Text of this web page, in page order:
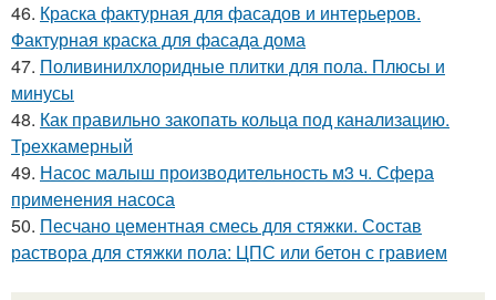
46. Краска фактурная для фасадов и интерьеров.
Фактурная краска для фасада дома
47. Поливинилхлоридные плитки для пола. Плюсы и
минусы
48. Как правильно закопать кольца под канализацию.
Трехкамерный
49. Насос малыш производительность м3 ч. Сфера
применения насоса
50. Песчано цементная смесь для стяжки. Состав
раствора для стяжки пола: ЦПС или бетон с гравием